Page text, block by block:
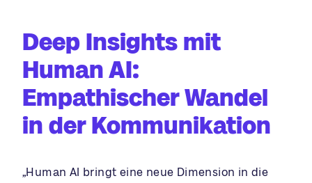
Deep Insights mit
Human AI:
Empathischer Wandel
in der Kommunikation
„Human AI bringt eine neue Dimension in die